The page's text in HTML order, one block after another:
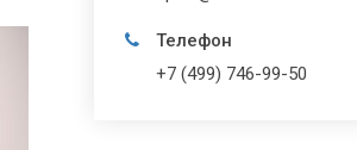
Телефон
+7 (499) 746-99-50